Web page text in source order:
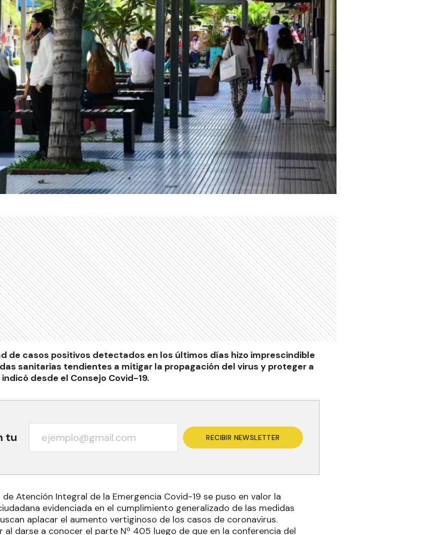
de casos positivos detectados en los últimos días hizo imprescindible
sanitarias tendientes a mitigar la propagación del virus y proteger a
desde el Consejo Covid-19.
tu RECIBIR NEWSLETTER
de Atención Integral de la Emergencia Covid-19 se puso en valor la
evidenciada en el cumplimiento generalizado de las medidas
aplacar el aumento vertiginoso de los casos de coronavirus.
al darse a conocer el parte Nº 405 luego de que en la conferencia del